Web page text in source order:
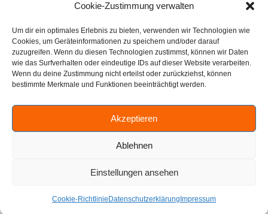
Cookie-Zustimmung verwalten
Um dir ein optimales Erlebnis zu bieten, verwenden wir Technologien wie
Cookies, um Geräteinformationen zu speichern und/oder darauf
zuzugreifen. Wenn du diesen Technologien zustimmst, können wir Daten
wie das Surfverhalten oder eindeutige IDs auf dieser Website verarbeiten.
Wenn du deine Zustimmung nicht erteilst oder zurückziehst, können
bestimmte Merkmale und Funktionen beeinträchtigt werden.
Akzeptieren
Ablehnen
Einstellungen ansehen
Cookie-Richtlinie Datenschutzerklärung Impressum